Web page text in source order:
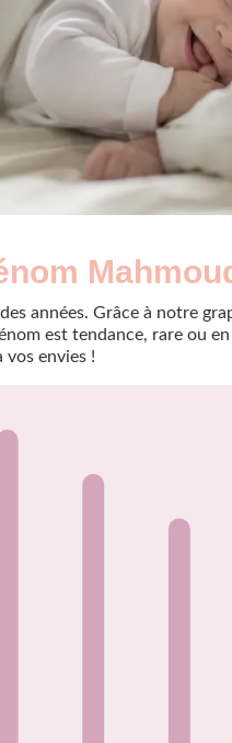
années. Grâce à notre
est tendance, rare ou
envies !